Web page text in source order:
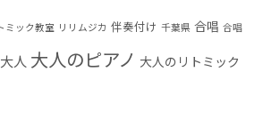
ミック教室 リリムジカ 伴奏付け 千葉県 合唱 合唱
大人 大人のピアノ 大人のリトミック